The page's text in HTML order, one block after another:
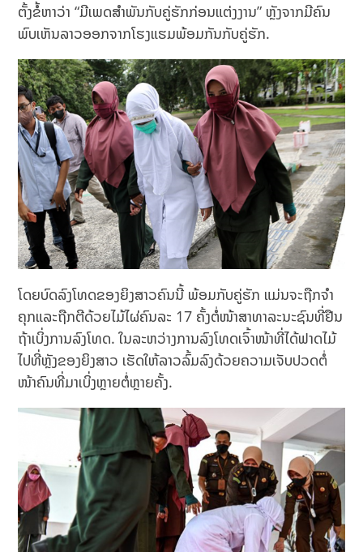
ຕັ້ງຂໍ້ຫາວ່າ “ມີເພດສຳພັນກັບຄູ່ຮັກກ່ອນແຕ່ງງານ” ຫຼັງຈາກມີຄົນ
ພົບເຫັນລາວອອກຈາກໂຮງແຮມພ້ອມກັນກັບຄູ່ຮັກ.
ໂດຍບົດລົງໂທດຂອງຍິງສາວຄົນນີ້ ພ້ອມກັບຄູ່ຮັກ ແມ່ນຈະຖືກຈຳ
ຄຸກແລະຖືກຕີດ້ວຍໄມ້ໄຜ່ຄົນລະ 17 ຄັ້ງຕໍ່ໜ້າສາທາລະນະຊົນທີ່ຢືນ
ຖ້າເບິ່ງການລົງໂທດ. ໃນລະຫວ່າງການລົງໂທດເຈົ້າໜ້າທີ່ໄດ້ຟາດໄມ້
ໄປທີ່ຫຼັງຂອງຍິງສາວ ເຮັດໃຫ້ລາວລົ້ມລົງດ້ວຍຄວາມເຈັບປວດຕໍ່
ໜ້າຄົນທີ່ມາເບິ່ງຫຼາຍຕໍ່ຫຼາຍຄັ້ງ.